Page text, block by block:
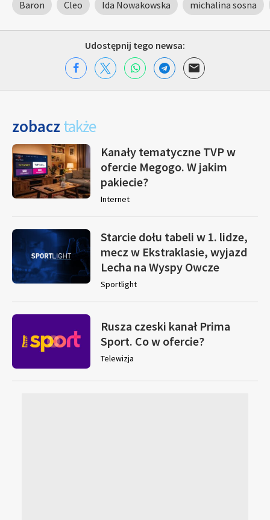
Baron Cleo Ida Nowakowska michalina sosna
Udostępnij tego newsa:
zobacz także
Kanały tematyczne TVP w
ofercie Megogo. W jakim
pakiecie?
Internet
Starcie dołu tabeli w 1. lidze,
mecz w Ekstraklasie, wyjazd
Lecha na Wyspy Owcze
Sportlight
Rusza czeski kanał Prima
Sport. Co w ofercie?
Telewizja